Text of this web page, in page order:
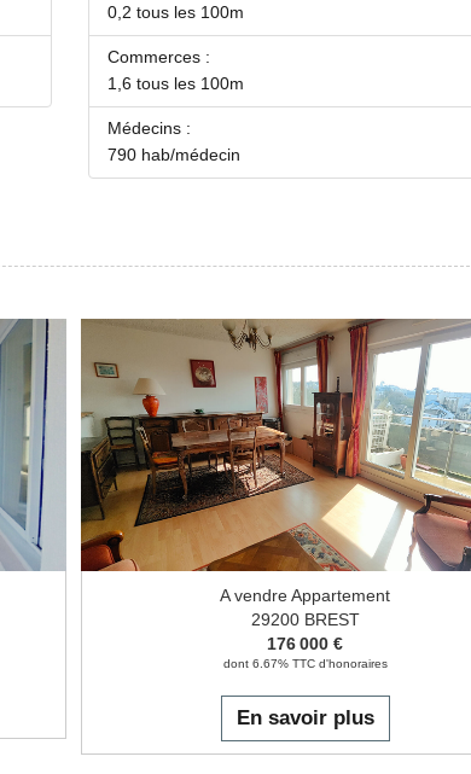
0,2 tous les 100m
Commerces :
1,6 tous les 100m
Médecins :
790 hab/médecin
A vendre Appartement
29200 BREST
176 000 €
dont 6.67% TTC d'honoraires
En savoir plus